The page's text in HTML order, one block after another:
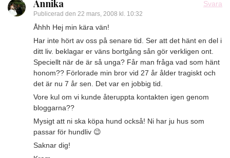
Annika
Publicerad den 22 mars, 2008 kl. 10:32
Svara
Åhhh Hej min kära vän!
Har inte hört av oss på senare tid. Ser att det hänt en del i
ditt liv. beklagar er väns bortgång sån gör verkligen ont.
Speciellt när de är så unga? Får man fråga vad som hänt
honom?? Förlorade min bror vid 27 år ålder tragiskt och
det är nu 7 år sen. Det var en jobbig tid.
Vore kul om vi kunde återuppta kontakten igen genom
bloggarna??
Mysigt att ni ska köpa hund också! Ni har ju hus som
passar för hundliv 😉
Saknar dig!